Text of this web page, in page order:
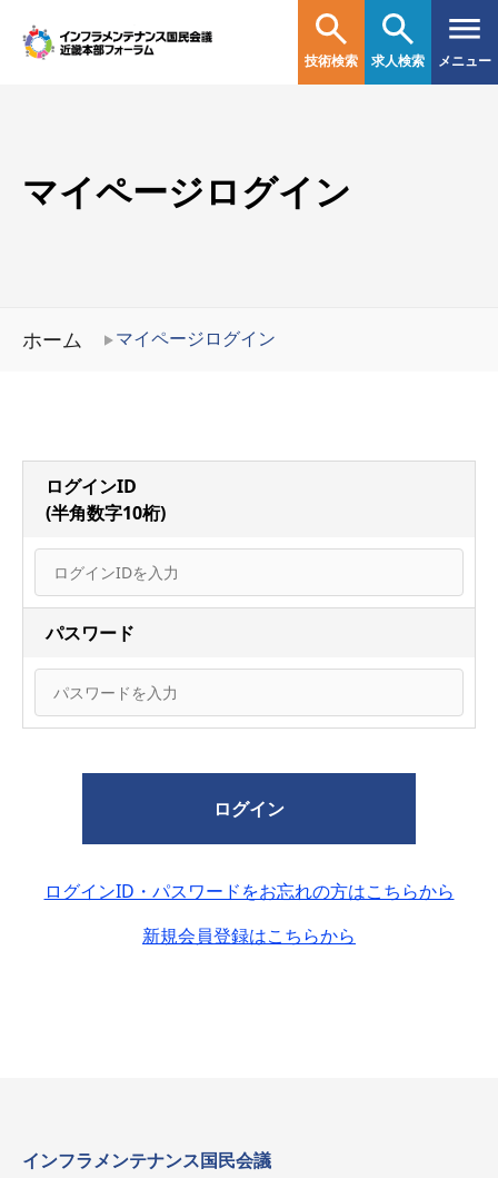
技術検索 求人検索 メニュー
マイページログイン
ホーム マイページログイン
ログインID
(半角数字10桁)
パスワード
ログイン
ログインID・パスワードをお忘れの方はこちらから
新規会員登録はこちらから
インフラメンテナンス国民会議